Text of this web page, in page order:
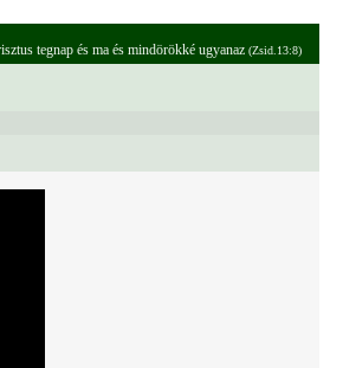
tegnap és ma és mindörökké ugyanaz (Zsid.13:8)